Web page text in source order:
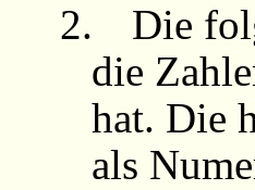
2.
Die
die
hat. Die
als